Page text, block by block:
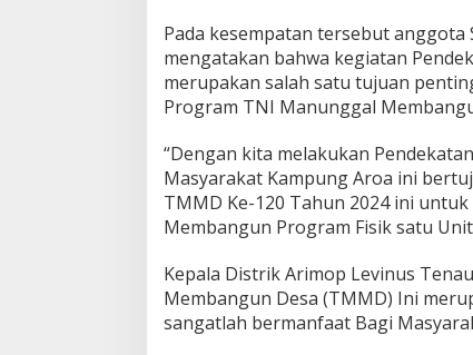
Pada kesempatan tersebut anggota
mengatakan bahwa kegiatan
merupakan salah satu tujuan
Program TNI Manunggal
“Dengan kita melakukan
Masyarakat Kampung Aroa ini
TMMD Ke-120 Tahun 2024 ini
Membangun Program Fisik satu
Kepala Distrik Arimop Levinus
Membangun Desa (TMMD) Ini
sangatlah bermanfaat Bagi